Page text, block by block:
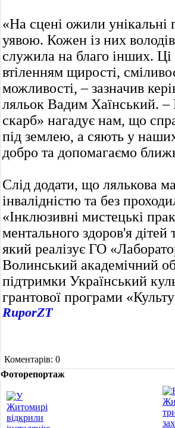
«На сцені ожили унікальні
уявою. Кожен із них
служила на благо інших. Ці
втіленням щирості,
можливості, – зазначив
ляльок Вадим Хаїнський.
скарб» нагадує нам, що
під землею, а сяють у
добро та допомагаємо
Слід додати, що лялькова
інвалідністю та без
«Інклюзивні мистецькі
ментального здоров'я
який реалізує ГО
Волинський академічний
підтримки Український
грантової програми
RuporZT
Коментарів: 0
Фоторепортаж